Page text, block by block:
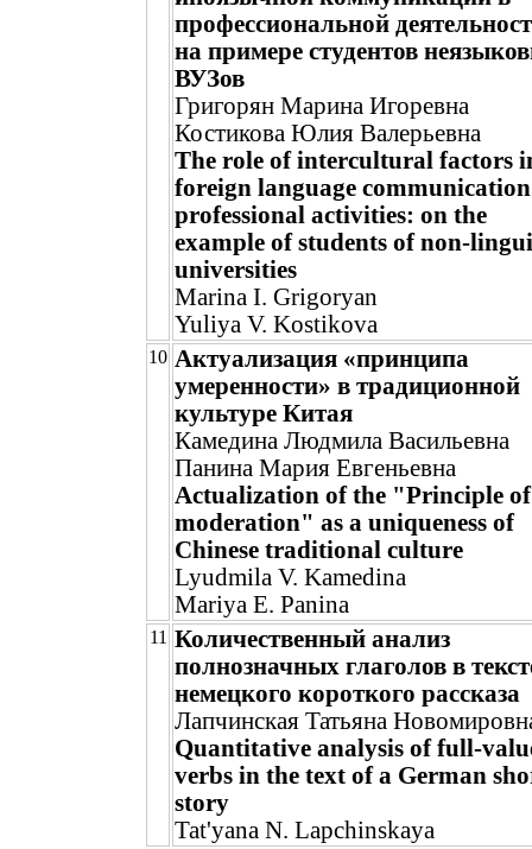
профессиональной
на примере студентов
ВУЗов
Григорян Марина Игоревна
Костикова Юлия Валерьевна
The role of intercultural factors
foreign language
professional activities: on the
example of students of non-
universities
Marina I. Grigoryan
Yuliya V. Kostikova
10 Актуализация «принципа
умеренности» в традиционной
культуре Китая
Камедина Людмила Васильевна
Панина Мария Евгеньевна
Actualization of the "Principle of
moderation" as a uniqueness of
Chinese traditional culture
Lyudmila V. Kamedina
Mariya E. Panina
11 Количественный анализ
полнозначных глаголов в
немецкого короткого рассказа
Лапчинская Татьяна
Quantitative analysis of full-
verbs in the text of a German
story
Tat'yana N. Lapchinskaya